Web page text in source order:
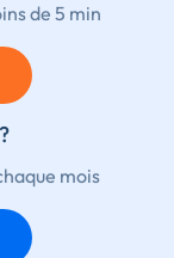
de 5 min
mois